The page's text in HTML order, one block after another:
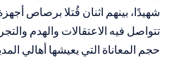
شهيدًا، بينهم اثنان قُتلا برصاص
تتواصل فيه الاعتقالات والهدم
حجم المعاناة التي يعيشها أهالي